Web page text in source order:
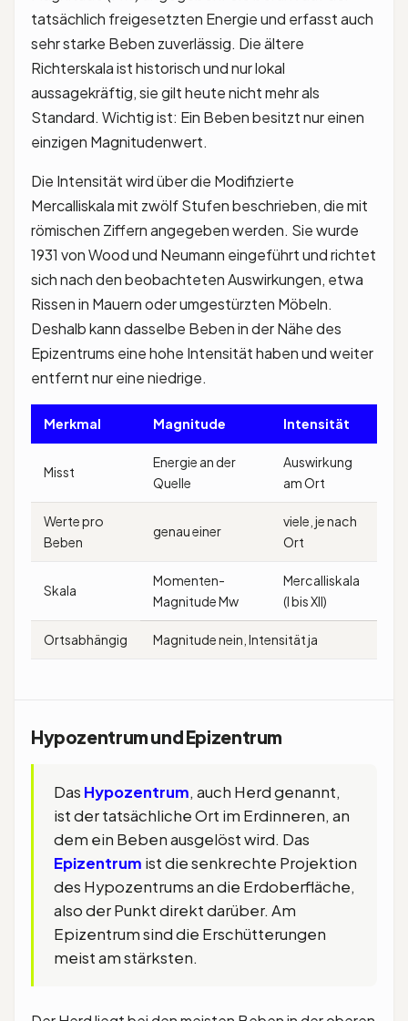
tatsächlich freigesetzten Energie und erfasst auch
sehr starke Beben zuverlässig. Die ältere
Richterskala ist historisch und nur lokal
aussagekräftig, sie gilt heute nicht mehr als
Standard. Wichtig ist: Ein Beben besitzt nur einen
einzigen Magnitudenwert.
Die Intensität wird über die Modifizierte
Mercalliskala mit zwölf Stufen beschrieben, die mit
römischen Ziffern angegeben werden. Sie wurde
1931 von Wood und Neumann eingeführt und richtet
sich nach den beobachteten Auswirkungen, etwa
Rissen in Mauern oder umgestürzten Möbeln.
Deshalb kann dasselbe Beben in der Nähe des
Epizentrums eine hohe Intensität haben und weiter
entfernt nur eine niedrige.
Merkmal Magnitude Intensität
Misst
Energie an der
Quelle
Auswirkung
am Ort
Werte pro
Beben
genau einer
viele, je nach
Ort
Skala
Momenten-
Magnitude Mw
Mercalliskala
(I bis XII)
Ortsabhängig Magnitude nein, Intensität ja
Hypozentrum und Epizentrum
Das Hypozentrum, auch Herd genannt,
ist der tatsächliche Ort im Erdinneren, an
dem ein Beben ausgelöst wird. Das
Epizentrum ist die senkrechte Projektion
des Hypozentrums an die Erdoberfläche,
also der Punkt direkt darüber. Am
Epizentrum sind die Erschütterungen
meist am stärksten.